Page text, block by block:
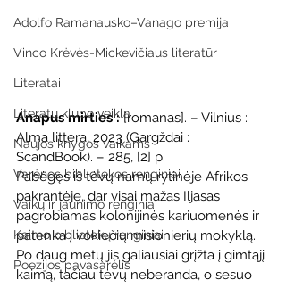
Adolfo Ramanausko–Vanago premija
Vinco Krėvės-Mickevičiaus literatūr
Literatai
Literatų klubo veikla
Naujos knygos vaikams
Varėnos bibliotekos renginiai
Vaikų ir jaunimo renginiai
Kaimo bibliotekų renginiai
Poezijos pavasarėlis
Anapus mirties : [romanas]. – Vilnius :
Alma littera, 2023 (Gargždai :
ScandBook). – 285, [2] p.
Pabėgęs iš tėvų namų rytinėje Afrikos
pakrantėje, dar visai mažas Iljasas
pagrobiamas kolonijinės kariuomenės ir
patenka į vokiečių misionierių mokyklą.
Po daug metų jis galiausiai grįžta į gimtąjį
kaimą, tačiau tėvų neberanda, o sesuo